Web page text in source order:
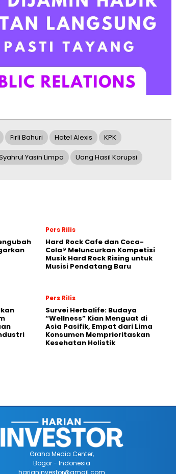
Firli Bahuri Hotel Alexis KPK
Yasin Limpo Uang Hasil Korupsi
Pers Rilis
Hard Rock Cafe dan Coca-
Cola® Meluncurkan Kompetisi
Musik Hard Rock Rising untuk
Musisi Pendatang Baru
Pers Rilis
Survei Herbalife: Budaya
“Wellness” Kian Menguat di
Asia Pasifik, Empat dari Lima
Konsumen Memprioritaskan
Kesehatan Holistik
Graha Media Center,
Bogor - Indonesia
harianinvestor@gmail.com